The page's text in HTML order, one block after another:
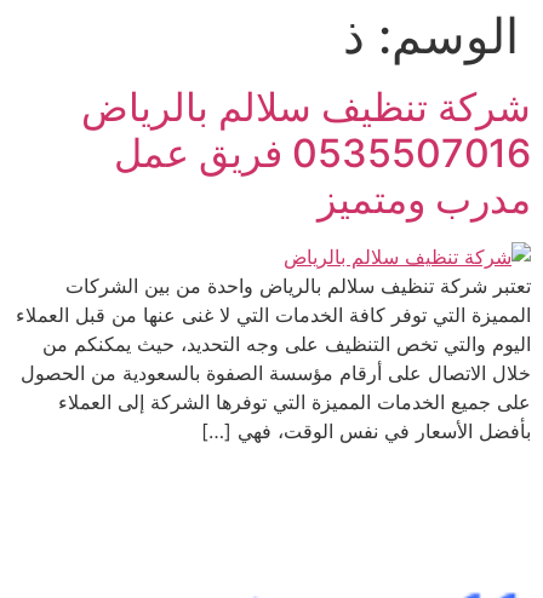
الوسم: ذ
شركة تنظيف سلالم بالرياض
0535507016 فريق عمل
مدرب ومتميز
تعتبر شركة تنظيف سلالم بالرياض واحدة من بين الشركات
المميزة التي توفر كافة الخدمات التي لا غنى عنها من قبل العملاء
اليوم والتي تخص التنظيف على وجه التحديد، حيث يمكنكم من
خلال الاتصال على أرقام مؤسسة الصفوة بالسعودية من الحصول
على جميع الخدمات المميزة التي توفرها الشركة إلى العملاء
بأفضل الأسعار في نفس الوقت، فهي […]